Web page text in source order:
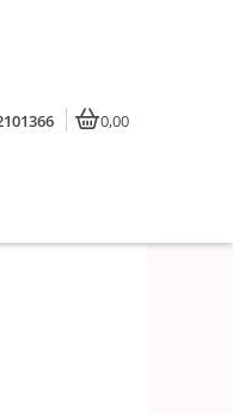
0,00